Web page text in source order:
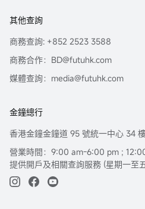
其他查詢
商務查詢: +852 2523 3588
商務合作：BD@futuhk.com
媒體查詢：media@futuhk.com
金鐘總行
香港金鐘金鐘道 95 號統一中心 34
營業時間：9:00 am-6:00 pm ;
提供開戶及相關查詢服務 (星期一至